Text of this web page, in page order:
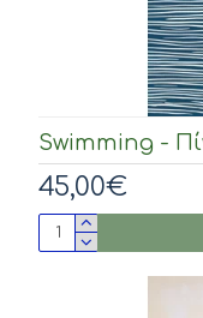
Swimming -
45,00€